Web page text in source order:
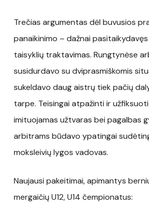
Trečias argumentas dėl buvusios
panaikinimo – dažnai
taisyklių traktavimas. Rungtynėse
susidurdavo su dviprasmiškomis
sukeldavo daug aistrų tiek pačių
tarpe. Teisingai atpažinti ir
imituojamas užtvaras bei pagalbas
arbitrams būdavo ypatingai
moksleivių lygos vadovas.
Naujausi pakeitimai, apimantys
mergaičių U12, U14 čempionatus: